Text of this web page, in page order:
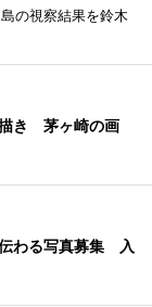
の視察結果を鈴木
き 茅ヶ崎の画
わる写真募集 入